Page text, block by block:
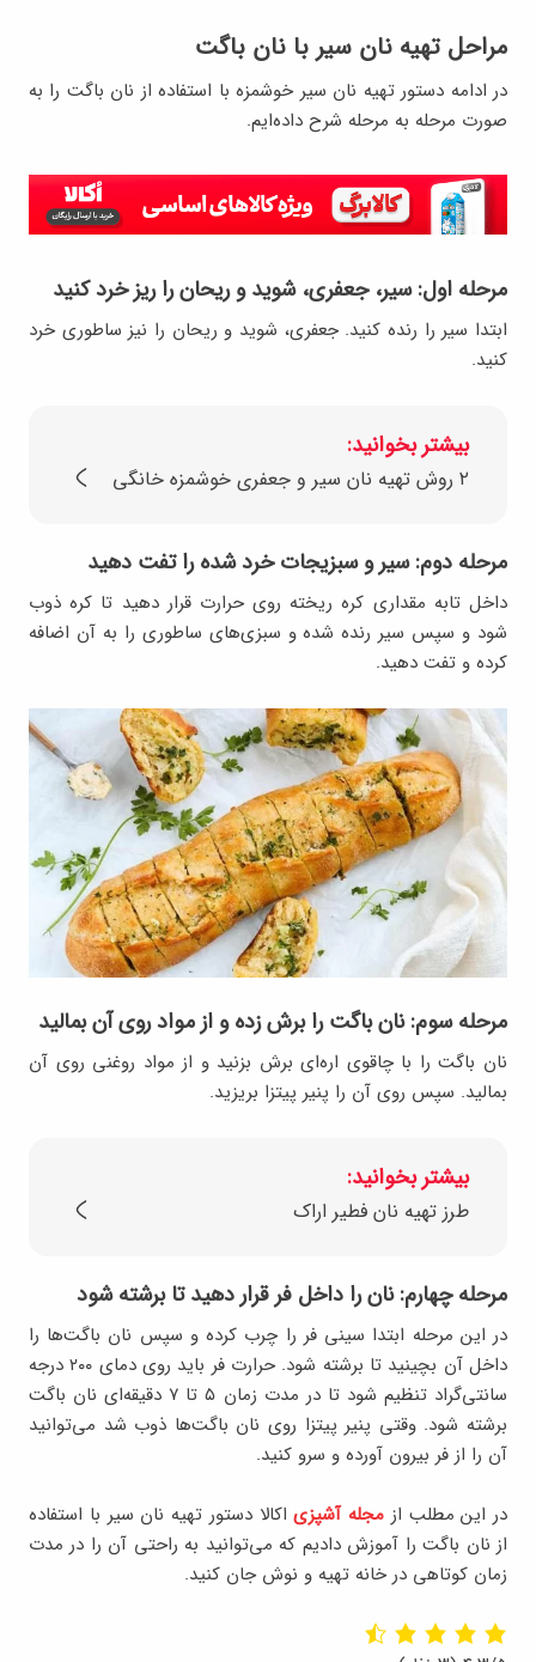
مراحل تهیه نان سیر با نان باگت
در ادامه دستور تهیه نان سیر خوشمزه با استفاده از نان باگت را به
صورت مرحله به مرحله شرح داده‌ایم.
مرحله اول: سیر، جعفری، شوید و ریحان را ریز خرد کنید
ابتدا سیر را رنده کنید. جعفری، شوید و ریحان را نیز ساطوری خرد
کنید.
بیشتر بخوانید:
۲ روش تهیه نان سیر و جعفری خوشمزه خانگی
مرحله دوم: سیر و سبزیجات خرد شده را تفت دهید
داخل تابه مقداری کره ریخته روی حرارت قرار دهید تا کره ذوب
شود و سپس سیر رنده شده و سبزی‌های ساطوری را به آن اضافه
کرده و تفت دهید.
مرحله سوم: نان باگت را برش زده و از مواد روی آن بمالید
نان باگت را با چاقوی اره‌ای برش بزنید و از مواد روغنی روی آن
بمالید. سپس روی آن را پنیر پیتزا بریزید.
بیشتر بخوانید:
طرز تهیه نان فطیر اراک
مرحله چهارم: نان را داخل فر قرار دهید تا برشته شود
در این مرحله ابتدا سینی فر را چرب کرده و سپس نان باگت‌ها را
داخل آن بچینید تا برشته شود. حرارت فر باید روی دمای ۲۰۰ درجه
سانتی‌گراد تنظیم شود تا در مدت زمان ۵ تا ۷ دقیقه‌ای نان باگت
برشته شود. وقتی پنیر پیتزا روی نان باگت‌ها ذوب شد می‌توانید
آن را از فر بیرون آورده و سرو کنید.
در این مطلب از مجله آشپزیاکالا دستور تهیه نان سیر با استفاده
از نان باگت را آموزش دادیم که می‌توانید به راحتی آن را در مدت
زمان کوتاهی در خانه تهیه و نوش جان کنید.